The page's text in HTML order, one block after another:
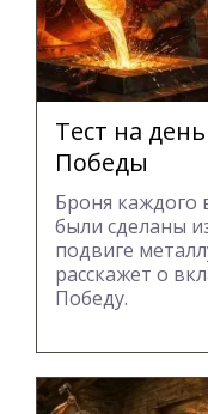
Тест на
Победы
Броня каждого
были сделаны
подвиге
расскажет о
Победу.